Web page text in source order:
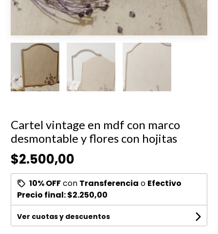
Cartel vintage en mdf con marco
desmontable y flores con hojitas
$2.500,00
10% OFFcon Transferencia o Efectivo
Precio final:$2.250,00
Ver cuotas y descuentos